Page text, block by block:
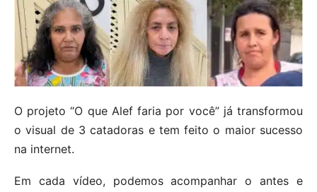
O projeto “O que Alef faria por você” já transformou
o visual de 3 catadoras e tem feito o maior sucesso
na internet.
Em cada vídeo, podemos acompanhar o antes e